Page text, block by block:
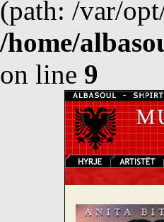
(path: /var/
/home/
on line 9